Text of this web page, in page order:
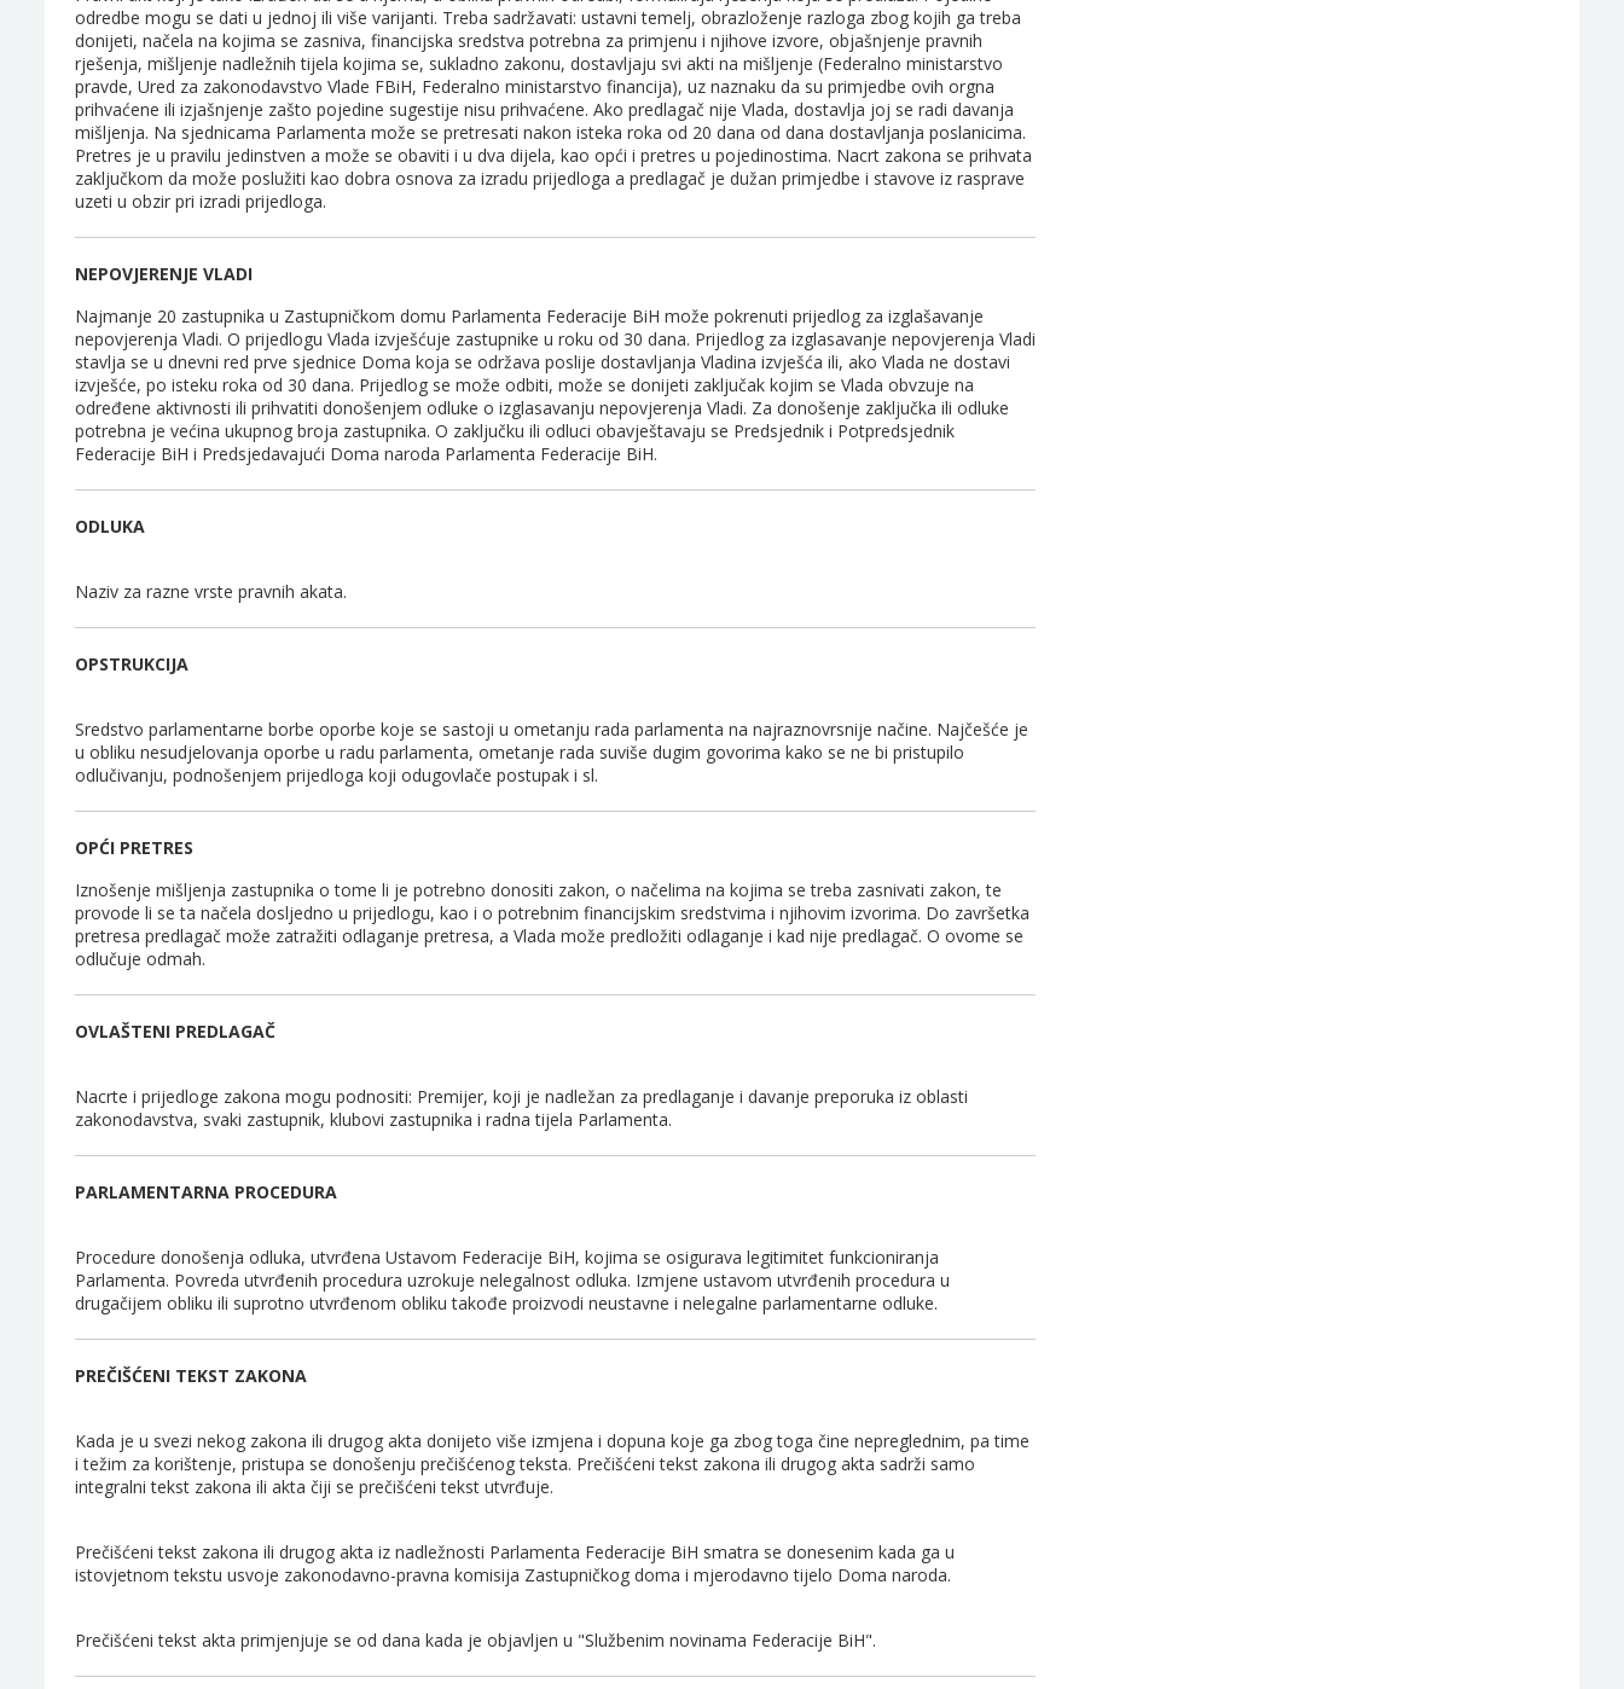
odredbe mogu se dati u jednoj ili više varijanti. Treba sadržavati: ustavni temelj, obrazloženje razloga zbog kojih ga treba
donijeti, načela na kojima se zasniva, financijska sredstva potrebna za primjenu i njihove izvore, objašnjenje pravnih
rješenja, mišljenje nadležnih tijela kojima se, sukladno zakonu, dostavljaju svi akti na mišljenje (Federalno ministarstvo
pravde, Ured za zakonodavstvo Vlade FBiH, Federalno ministarstvo financija), uz naznaku da su primjedbe ovih orgna
prihvaćene ili izjašnjenje zašto pojedine sugestije nisu prihvaćene. Ako predlagač nije Vlada, dostavlja joj se radi davanja
mišljenja. Na sjednicama Parlamenta može se pretresati nakon isteka roka od 20 dana od dana dostavljanja poslanicima.
Pretres je u pravilu jedinstven a može se obaviti i u dva dijela, kao opći i pretres u pojedinostima. Nacrt zakona se prihvata
zaključkom da može poslužiti kao dobra osnova za izradu prijedloga a predlagač je dužan primjedbe i stavove iz rasprave
uzeti u obzir pri izradi prijedloga.
NEPOVJERENJE VLADI
Najmanje 20 zastupnika u Zastupničkom domu Parlamenta Federacije BiH može pokrenuti prijedlog za izglašavanje
nepovjerenja Vladi. O prijedlogu Vlada izvješćuje zastupnike u roku od 30 dana. Prijedlog za izglasavanje nepovjerenja Vladi
stavlja se u dnevni red prve sjednice Doma koja se održava poslije dostavljanja Vladina izvješća ili, ako Vlada ne dostavi
izvješće, po isteku roka od 30 dana. Prijedlog se može odbiti, može se donijeti zaključak kojim se Vlada obvzuje na
određene aktivnosti ili prihvatiti donošenjem odluke o izglasavanju nepovjerenja Vladi. Za donošenje zaključka ili odluke
potrebna je većina ukupnog broja zastupnika. O zaključku ili odluci obavještavaju se Predsjednik i Potpredsjednik
Federacije BiH i Predsjedavajući Doma naroda Parlamenta Federacije BiH.
ODLUKA
Naziv za razne vrste pravnih akata.
OPSTRUKCIJA
Sredstvo parlamentarne borbe oporbe koje se sastoji u ometanju rada parlamenta na najraznovrsnije načine. Najčešće je
u obliku nesudjelovanja oporbe u radu parlamenta, ometanje rada suviše dugim govorima kako se ne bi pristupilo
odlučivanju, podnošenjem prijedloga koji odugovlače postupak i sl.
OPĆI PRETRES
Iznošenje mišljenja zastupnika o tome li je potrebno donositi zakon, o načelima na kojima se treba zasnivati zakon, te
provode li se ta načela dosljedno u prijedlogu, kao i o potrebnim financijskim sredstvima i njihovim izvorima. Do završetka
pretresa predlagač može zatražiti odlaganje pretresa, a Vlada može predložiti odlaganje i kad nije predlagač. O ovome se
odlučuje odmah.
OVLAŠTENI PREDLAGAČ
Nacrte i prijedloge zakona mogu podnositi: Premijer, koji je nadležan za predlaganje i davanje preporuka iz oblasti
zakonodavstva, svaki zastupnik, klubovi zastupnika i radna tijela Parlamenta.
PARLAMENTARNA PROCEDURA
Procedure donošenja odluka, utvrđena Ustavom Federacije BiH, kojima se osigurava legitimitet funkcioniranja
Parlamenta. Povreda utvrđenih procedura uzrokuje nelegalnost odluka. Izmjene ustavom utvrđenih procedura u
drugačijem obliku ili suprotno utvrđenom obliku takođe proizvodi neustavne i nelegalne parlamentarne odluke.
PREČIŠĆENI TEKST ZAKONA
Kada je u svezi nekog zakona ili drugog akta donijeto više izmjena i dopuna koje ga zbog toga čine nepreglednim, pa time
i težim za korištenje, pristupa se donošenju prečišćenog teksta. Prečišćeni tekst zakona ili drugog akta sadrži samo
integralni tekst zakona ili akta čiji se prečišćeni tekst utvrđuje.
Prečišćeni tekst zakona ili drugog akta iz nadležnosti Parlamenta Federacije BiH smatra se donesenim kada ga u
istovjetnom tekstu usvoje zakonodavno-pravna komisija Zastupničkog doma i mjerodavno tijelo Doma naroda.
Prečišćeni tekst akta primjenjuje se od dana kada je objavljen u "Službenim novinama Federacije BiH".